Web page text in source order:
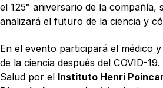
el 125° aniversario de la
analizará el futuro de la ciencia y
En el evento participará el médico
de la ciencia después del COVID-
Salud por el Instituto Henri